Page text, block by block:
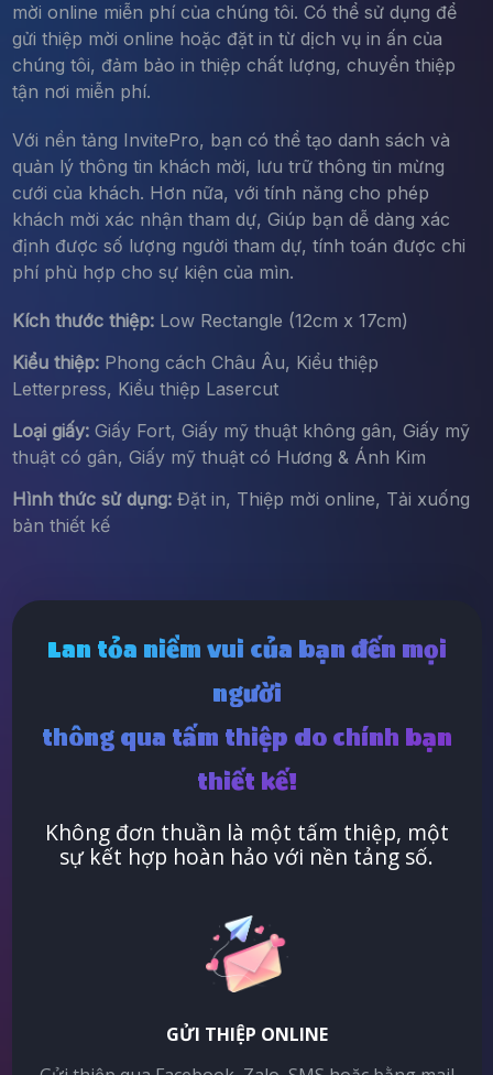
mời online miễn phí của chúng tôi. Có thể sử dụng để
gửi thiệp mời online hoặc đặt in từ dịch vụ in ấn của
chúng tôi, đảm bảo in thiệp chất lượng, chuyển thiệp
tận nơi miễn phí.
Với nền tảng InvitePro, bạn có thể tạo danh sách và
quản lý thông tin khách mời, lưu trữ thông tin mừng
cưới của khách. Hơn nữa, với tính năng cho phép
khách mời xác nhận tham dự, Giúp bạn dễ dàng xác
định được số lượng người tham dự, tính toán được chi
phí phù hợp cho sự kiện của mìn.
Kích thước thiệp:Low Rectangle (12cm x 17cm)
Kiểu thiệp:Phong cách Châu Âu, Kiểu thiệp
Letterpress, Kiểu thiệp Lasercut
Loại giấy:Giấy Fort, Giấy mỹ thuật không gân, Giấy mỹ
thuật có gân, Giấy mỹ thuật có Hương & Ánh Kim
Hình thức sử dụng:Đặt in, Thiệp mời online, Tải xuống
bản thiết kế
Lan tỏa niềm vui của bạn đến mọi
người
thông qua tấm thiệp do chính bạn
thiết kế!
Không đơn thuần là một tấm thiệp, một
sự kết hợp hoàn hảo với nền tảng số.
GỬI THIỆP ONLINE